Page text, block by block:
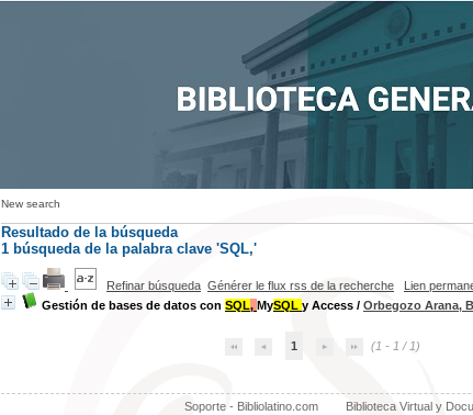
New search
Resultado de la búsqueda
1 búsqueda de la palabra clave 'SQL,'
Refinar búsqueda Générer le flux rss de la recherche Lien
Gestión de bases de datos con SQL, MySQL y Access / Orbegozo Arana,
1 (1 - 1 / 1)
Soporte - Bibliolatino.com Biblioteca Virtual y